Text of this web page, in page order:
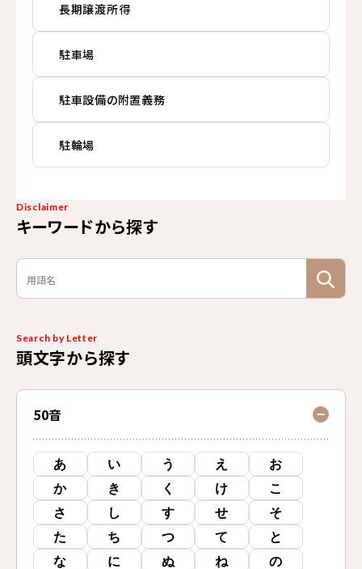
Disclaimer
キーワードから探す
Search by Letter
頭文字から探す
50音
あ い う え
お
か
き く け
こ
さ
し す せ
そ
た
ち つ て
と
な
に ぬ ね
の
長期譲渡所得
駐車場
駐車設備の附置義務
駐輪場